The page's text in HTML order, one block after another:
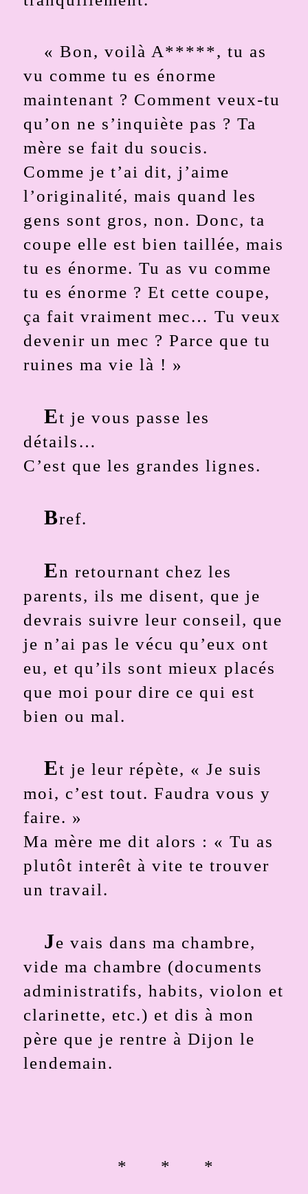
« Bon, voilà A*****, tu as
vu comme tu es énorme
maintenant ? Comment veux-tu
qu’on ne s’inquiète pas ? Ta
mère se fait du soucis.
Comme je t’ai dit, j’aime
l’originalité, mais quand les
gens sont gros, non. Donc, ta
coupe elle est bien taillée, mais
tu es énorme. Tu as vu comme
tu es énorme ? Et cette coupe,
ça fait vraiment mec… Tu veux
devenir un mec ? Parce que tu
ruines ma vie là ! »
Et je vous passe les
détails…
C’est que les grandes lignes.
Bref.
En retournant chez les
parents, ils me disent, que je
devrais suivre leur conseil, que
je n’ai pas le vécu qu’eux ont
eu, et qu’ils sont mieux placés
que moi pour dire ce qui est
bien ou mal.
Et je leur répète, « Je suis
moi, c’est tout. Faudra vous y
faire. »
Ma mère me dit alors : « Tu as
plutôt interêt à vite te trouver
un travail.
Je vais dans ma chambre,
vide ma chambre (documents
administratifs, habits, violon et
clarinette, etc.) et dis à mon
père que je rentre à Dijon le
lendemain.
* * *